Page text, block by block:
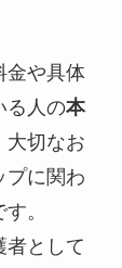
金や具体
る人の本
大切なお
プに関わ
。
者として